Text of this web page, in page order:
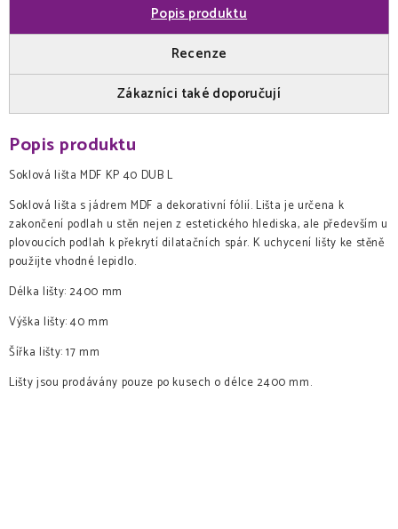
Popis produktu
Recenze
Zákazníci také doporučují
Popis produktu
Soklová lišta MDF KP 40 DUB L
Soklová lišta s jádrem MDF a dekorativní fólií. Lišta je určena k
zakončení podlah u stěn nejen z estetického hlediska, ale především u
plovoucích podlah k překrytí dilatačních spár. K uchycení lišty ke stěně
použijte vhodné lepidlo.
Délka lišty: 2400 mm
Výška lišty: 40 mm
Šířka lišty: 17 mm
Lišty jsou prodávány pouze po kusech o délce 2400 mm.